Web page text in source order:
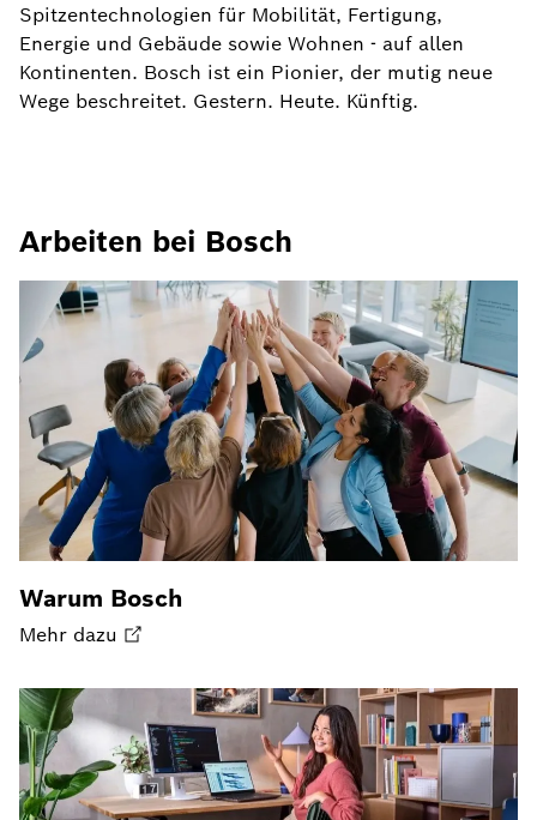
Spitzentechnologien für Mobilität, Fertigung,
Energie und Gebäude sowie Wohnen - auf allen
Kontinenten. Bosch ist ein Pionier, der mutig neue
Wege beschreitet. Gestern. Heute. Künftig.
Arbeiten bei Bosch
Warum Bosch
Mehr dazu